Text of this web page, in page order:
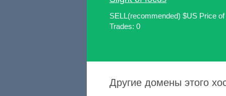
SELL(recommended) $US Price
Trades: 0
Другие домены этого